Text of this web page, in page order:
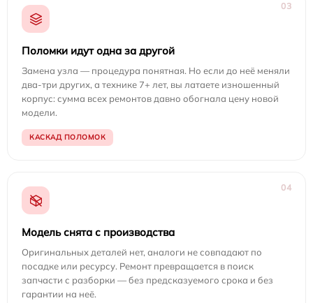
03
Поломки идут одна за другой
Замена узла — процедура понятная. Но если до неё меняли
два-три других, а технике 7+ лет, вы латаете изношенный
корпус: сумма всех ремонтов давно обогнала цену новой
модели.
КАСКАД ПОЛОМОК
04
Модель снята с производства
Оригинальных деталей нет, аналоги не совпадают по
посадке или ресурсу. Ремонт превращается в поиск
запчасти с разборки — без предсказуемого срока и без
гарантии на неё.